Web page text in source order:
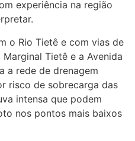
experiência na região
o Rio Tietê e com vias de
Tietê e a Avenida
a rede de drenagem
risco de sobrecarga das
intensa que podem
nos pontos mais baixos